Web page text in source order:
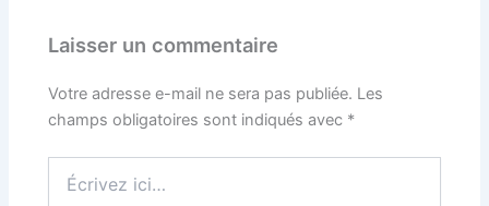
Laisser un commentaire
Votre adresse e-mail ne sera pas publiée. Les
champs obligatoires sont indiqués avec *
ici…